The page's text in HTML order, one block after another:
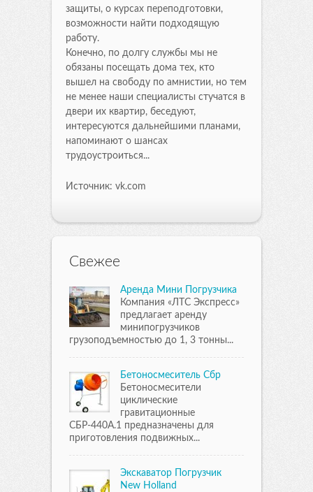
защиты, о курсах переподготовки,
возможности найти подходящую
работу.
Конечно, по долгу службы мы не
обязаны посещать дома тех, кто
вышел на свободу по амнистии, но тем
не менее наши специалисты стучатся в
двери их квартир, беседуют,
интересуются дальнейшими планами,
напоминают о шансах
трудоустроиться...
Источник: vk.com
Свежее
Аренда Мини Погрузчика
Компания «ЛТС Экспресс»
предлагает аренду
минипогрузчиков
грузоподъемностью до 1, 3 тонны...
Бетоносмеситель Сбр
Бетоносмесители
циклические
гравитационные
СБР-440А.1 предназначены для
приготовления подвижных...
Экскаватор Погрузчик
New Holland